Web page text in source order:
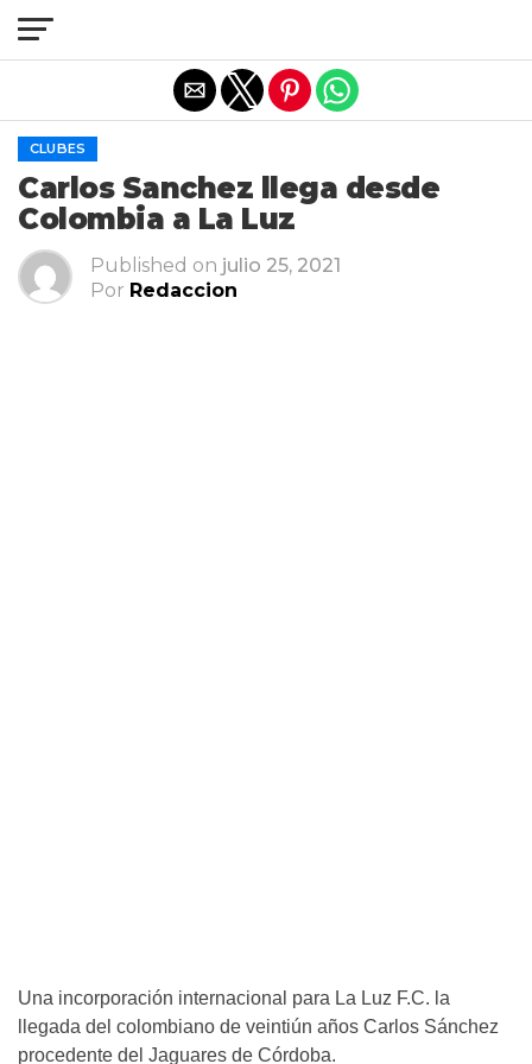
CLUBES
Carlos Sanchez llega desde
Colombia a La Luz
Published on julio 25, 2021
Por Redaccion
Una incorporación internacional para La Luz F.C. la
llegada del colombiano de veintiún años Carlos Sánchez
procedente del Jaguares de Córdoba.